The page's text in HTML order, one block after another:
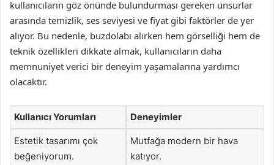
kullanıcıların göz önünde bulundurması gereken unsurlar
arasında temizlik, ses seviyesi ve fiyat gibi faktörler de yer
alıyor. Bu nedenle, buzdolabı alırken hem görselliği hem de
teknik özellikleri dikkate almak, kullanıcıların daha
memnuniyet verici bir deneyim yaşamalarına yardımcı
olacaktır.
Kullanıcı Yorumları Deneyimler
Estetik tasarımı çok
beğeniyorum.
Mutfağa modern bir hava
katıyor.